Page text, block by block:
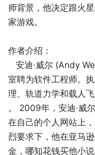
师背景，他决定跟火
家游戏。
作者介绍：
安迪·威尔 (Andy
室聘为软件工程师。
理、轨道力学和载人
。 2009年，安迪·威
在自己的个人网站上
烈要求下，他在亚马
金，哪知花钱买他小